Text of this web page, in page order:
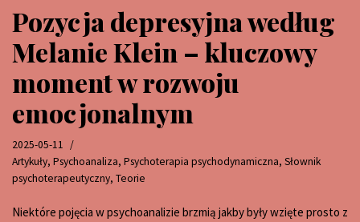
Pozycja depresyjna według
Melanie Klein – kluczowy
moment w rozwoju
emocjonalnym
2025-05-11
Artykuły, Psychoanaliza, Psychoterapia psychodynamiczna, Słownik
psychoterapeutyczny, Teorie
Niektóre pojęcia w psychoanalizie brzmią jakby były wzięte prosto z